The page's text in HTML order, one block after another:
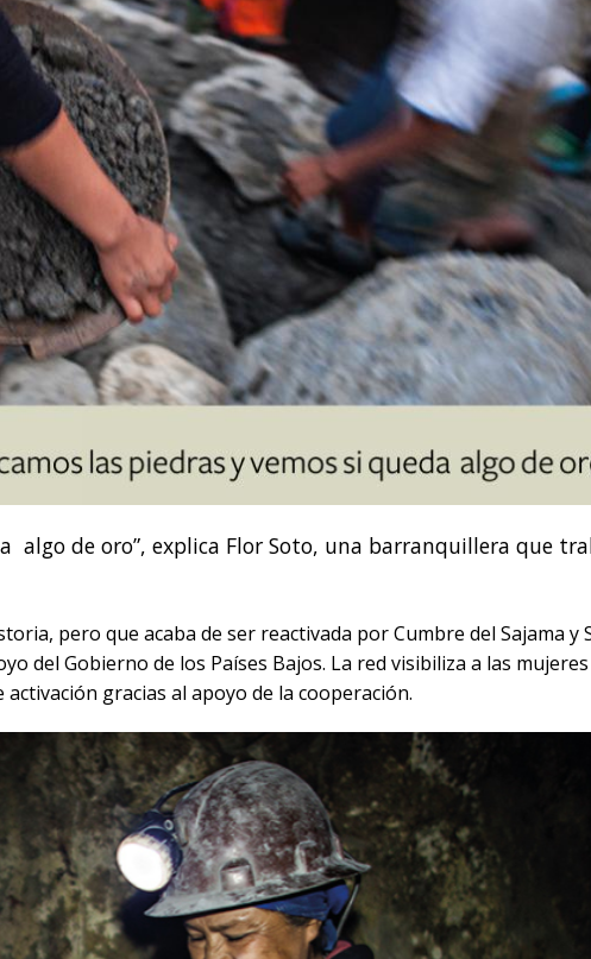
algo de oro”, explica Flor Soto, una barranquillera que
pero que acaba de ser reactivada por Cumbre del Sajama y
del Gobierno de los Países Bajos. La red visibiliza a las
gracias al apoyo de la cooperación.